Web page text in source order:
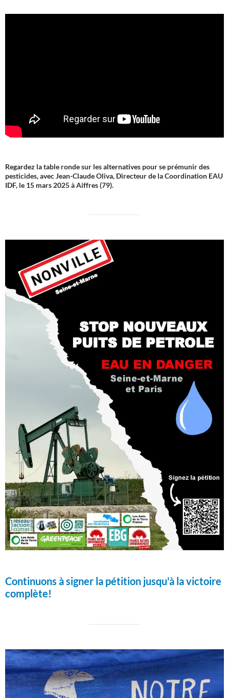
Regardez la table ronde sur les alternatives pour se prémunir des
pesticides, avec Jean-Claude Oliva, Directeur de la Coordination EAU
IDF, le 15 mars 2025 à Aiffres (79).
Continuons à signer la pétition jusqu'à la victoire
complète!